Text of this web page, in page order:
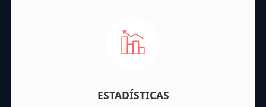
ESTADÍSTICAS